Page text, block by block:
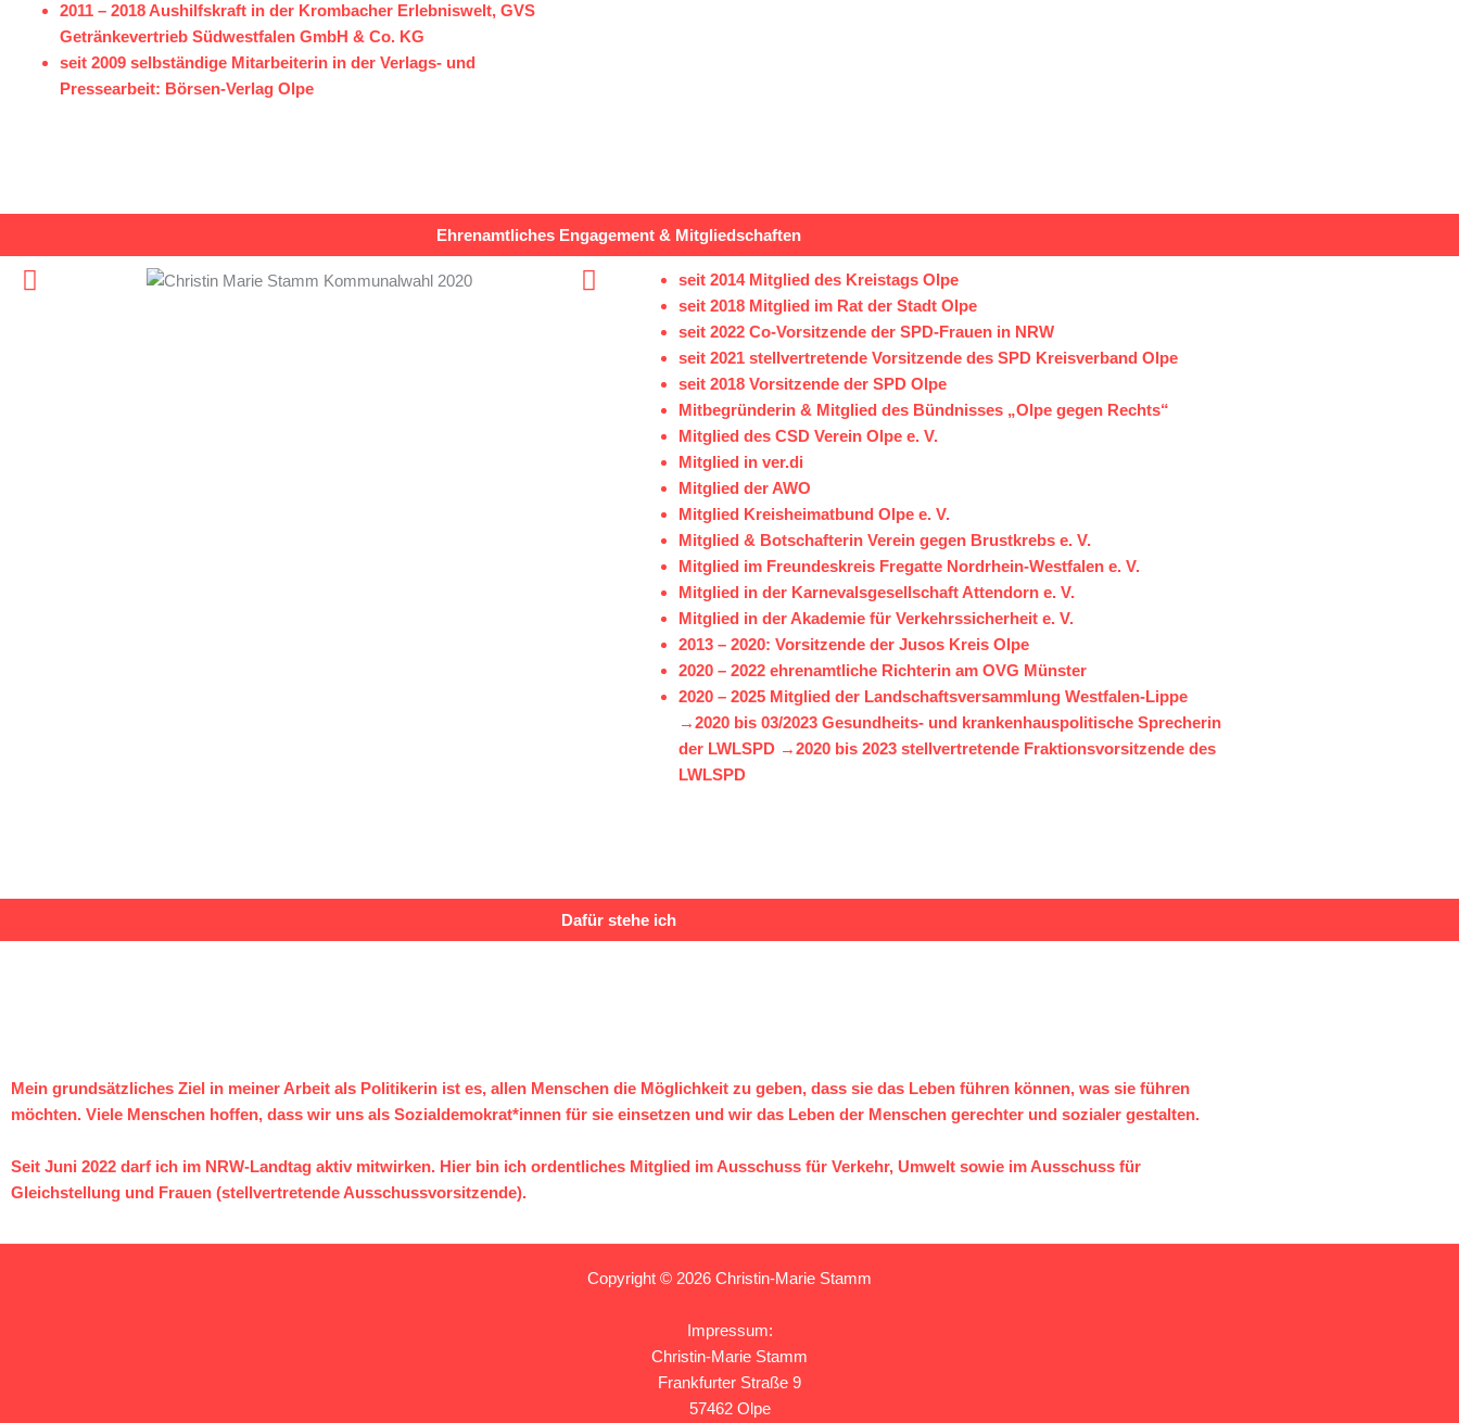
2011 – 2018 Aushilfskraft in der Krombacher Erlebniswelt, GVS
Getränkevertrieb Südwestfalen GmbH & Co. KG
seit 2009 selbständige Mitarbeiterin in der Verlags- und
Pressearbeit: Börsen-Verlag Olpe
Ehrenamtliches Engagement & Mitgliedschaften
seit 2014 Mitglied des Kreistags Olpe
seit 2018 Mitglied im Rat der Stadt Olpe
seit 2022 Co-Vorsitzende der SPD-Frauen in NRW
seit 2021 stellvertretende Vorsitzende des SPD Kreisverband Olpe
seit 2018 Vorsitzende der SPD Olpe
Mitbegründerin & Mitglied des Bündnisses „Olpe gegen Rechts“
Mitglied des CSD Verein Olpe e. V.
Mitglied in ver.di
Mitglied der AWO
Mitglied Kreisheimatbund Olpe e. V.
Mitglied & Botschafterin Verein gegen Brustkrebs e. V.
Mitglied im Freundeskreis Fregatte Nordrhein-Westfalen e. V.
Mitglied in der Karnevalsgesellschaft Attendorn e. V.
Mitglied in der Akademie für Verkehrssicherheit e. V.
2013 – 2020: Vorsitzende der Jusos Kreis Olpe
2020 – 2022 ehrenamtliche Richterin am OVG Münster
2020 – 2025 Mitglied der Landschaftsversammlung Westfalen-Lippe
→2020 bis 03/2023 Gesundheits- und krankenhauspolitische Sprecherin
der LWLSPD →2020 bis 2023 stellvertretende Fraktionsvorsitzende des
LWLSPD
Dafür stehe ich
Mein grundsätzliches Ziel in meiner Arbeit als Politikerin ist es, allen Menschen die Möglichkeit zu geben, dass sie das Leben führen können, was sie führen
möchten. Viele Menschen hoffen, dass wir uns als Sozialdemokrat*innen für sie einsetzen und wir das Leben der Menschen gerechter und sozialer gestalten.
Seit Juni 2022 darf ich im NRW-Landtag aktiv mitwirken. Hier bin ich ordentliches Mitglied im Ausschuss für Verkehr, Umwelt sowie im Ausschuss für
Gleichstellung und Frauen (stellvertretende Ausschussvorsitzende).
Copyright © 2026 Christin-Marie Stamm
Impressum:
Christin-Marie Stamm
Frankfurter Straße 9
57462 Olpe